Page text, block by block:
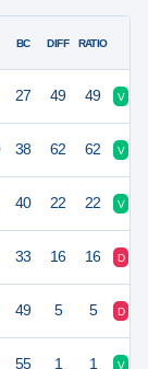
BC DIFF RATIO
27 49 49 V
38 62 62 V
40 22 22 V
33 16 16 D
49 5 5 D
55 1 1 V